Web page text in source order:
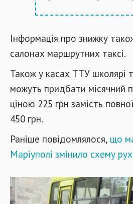
Інформація про знижку
салонах маршрутних таксі.
Також у касах ТТУ школярі
можуть придбати місячний
ціною 225 грн замість
450 грн.
Раніше повідомлялося, що
Маріуполі змінило схему